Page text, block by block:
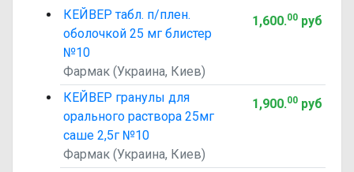
КЕЙВЕР табл. п/плен.
оболочкой 25 мг блистер
№10
Фармак (Украина, Киев)
1,600.00руб
КЕЙВЕР гранулы для
орального раствора 25мг
саше 2,5г №10
Фармак (Украина, Киев)
1,900.00руб